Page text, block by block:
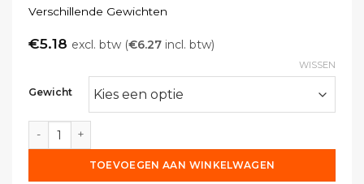
Verschillende Gewichten
€5.18 excl. btw (€6.27 incl. btw)
Gewicht
WISSEN
Stearine aantal
TOEVOEGEN AAN WINKELWAGEN